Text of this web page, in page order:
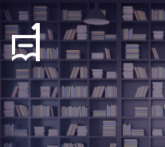
학
도
협